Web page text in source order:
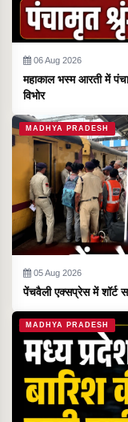
06 Aug 2026
महाकाल भस्म आरती में
विभोर
MADHYA PRADESH
05 Aug 2026
पेंचवैली एक्सप्रेस में शॉर्ट
MADHYA PRADESH